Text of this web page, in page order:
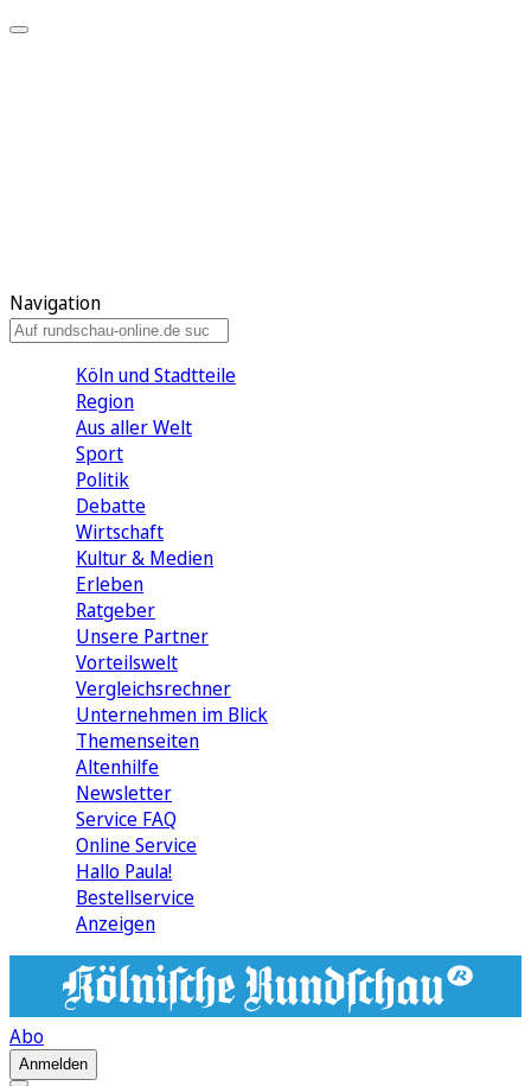
Navigation
Köln und Stadtteile
Region
Aus aller Welt
Sport
Politik
Debatte
Wirtschaft
Kultur & Medien
Erleben
Ratgeber
Unsere Partner
Vorteilswelt
Vergleichsrechner
Unternehmen im Blick
Themenseiten
Altenhilfe
Newsletter
Service FAQ
Online Service
Hallo Paula!
Bestellservice
Anzeigen
Abo
Anmelden